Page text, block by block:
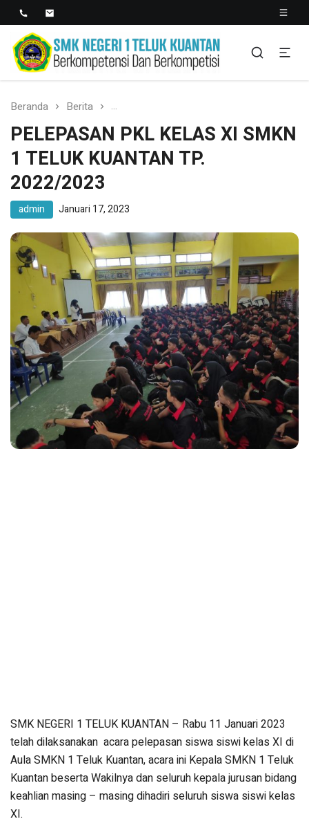
SMK NEGERI 1 TELUK
KUANTAN
Berkopetensi Dan Berkompetisi
Beranda Berita PELEPASAN PKL KELAS XI SMKN 1
PELEPASAN PKL KELAS XI SMKN
1 TELUK KUANTAN TP.
2022/2023
admin Januari 17, 2023
SMK NEGERI 1 TELUK KUANTAN – Rabu 11 Januari 2023
telah dilaksanakan acara pelepasan siswa siswi kelas XI di
Aula SMKN 1 Teluk Kuantan, acara ini Kepala SMKN 1 Teluk
Kuantan beserta Wakilnya dan seluruh kepala jurusan bidang
keahlian masing – masing dihadiri seluruh siswa siswi kelas
XI.